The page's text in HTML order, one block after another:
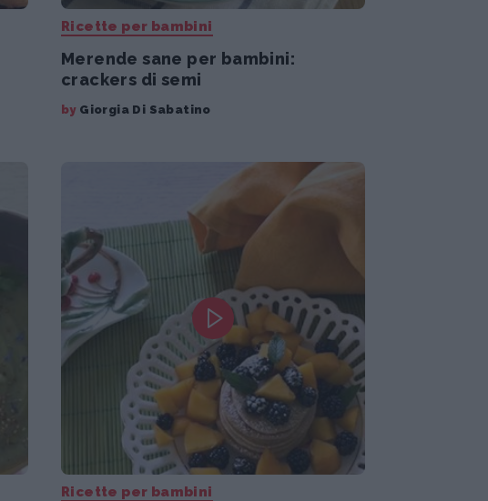
Ricette per bambini
Merende sane per bambini:
crackers di semi
by Giorgia Di Sabatino
Ricette per bambini